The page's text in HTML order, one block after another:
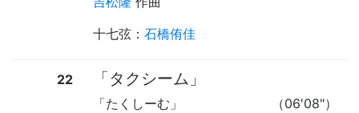
十七弦 ： 石橋侑佳
22 「タクシーム」
（06'08"）
「たくしーむ」